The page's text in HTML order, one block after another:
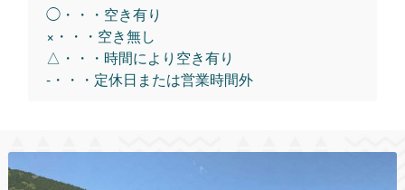
◯・・・空き有り
×・・・空き無し
△・・・時間により空き有り
-・・・定休日または営業時間外